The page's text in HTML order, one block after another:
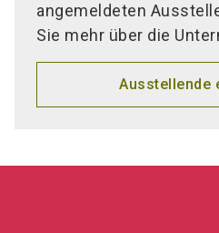
angemeldeten
Sie mehr über die
Ausstellende